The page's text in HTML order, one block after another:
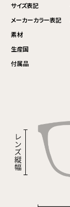
サイズ表記
メーカーカラー表記
素材
生産国
付属品